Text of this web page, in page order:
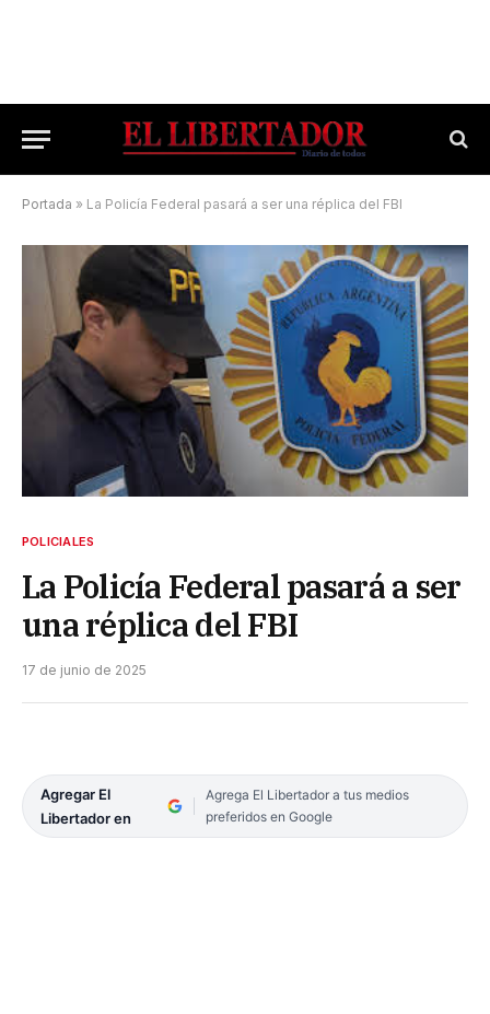
Portada » La Policía Federal pasará a ser una réplica del FBI
POLICIALES
La Policía Federal pasará a ser
una réplica del FBI
17 de junio de 2025
Agregar El
Libertador en
Agrega El Libertador a tus medios
preferidos en Google